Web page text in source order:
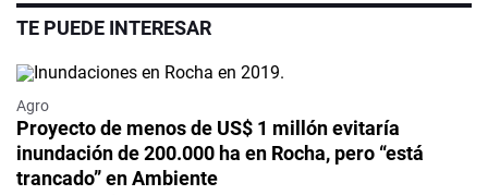
TE PUEDE INTERESAR
Agro
Proyecto de menos de US$ 1 millón evitaría
inundación de 200.000 ha en Rocha, pero “está
trancado” en Ambiente